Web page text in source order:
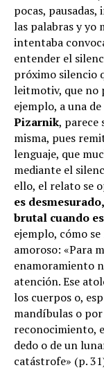
pocas,
las palabras y yo
intentaba
entender el
próximo silencio
leitmotiv, que no
ejemplo, a una
Pizarnik, parece
misma, pues
lenguaje, que
mediante el
ello, el relato se
es
brutal cuando
ejemplo, cómo
amoroso: «Para
enamoramiento
atención. Ese
los cuerpos o,
mandíbulas o
reconocimiento,
dedo o de un
catástrofe» (p.